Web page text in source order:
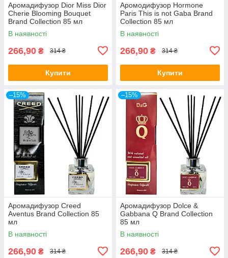
Аромадифузор Dior Miss Dior
Cherie Blooming Bouquet
Brand Collection 85 мл
В наявності
266,90 ₴ 314 ₴
Купити
Аромодифузор Hormone
Paris This is not Gaba Brand
Collection 85 мл
В наявності
266,90 ₴ 314 ₴
Купити
–15%
Аромадифузор Creed
Aventus Brand Collection 85
мл
В наявності
266,90 ₴ 314 ₴
–15%
Аромадифузор Dolce &
Gabbana Q Brand Collection
85 мл
В наявності
266,90 ₴ 314 ₴